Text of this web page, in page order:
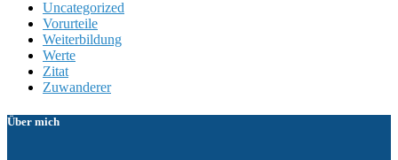
Uncategorized
Vorurteile
Weiterbildung
Werte
Zitat
Zuwanderer
Über mich